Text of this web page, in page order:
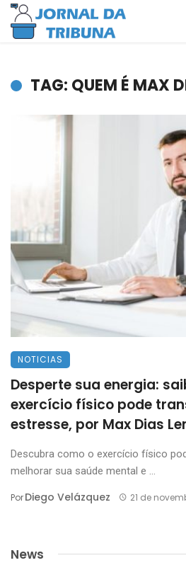
TAG: QUEM É MAX
NOTICIAS
Desperte sua energia:
exercício físico pode
estresse, por Max Dias
Descubra como o exercício físico
melhorar sua saúde mental e ...
PorDiego Velázquez 21 de
News